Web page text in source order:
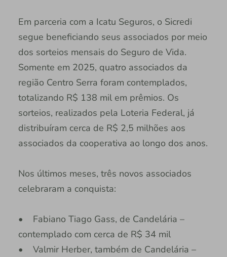
Em parceria com a Icatu Seguros, o Sicredi
segue beneficiando seus associados por meio
dos sorteios mensais do Seguro de Vida.
Somente em 2025, quatro associados da
região Centro Serra foram contemplados,
totalizando R$ 138 mil em prêmios. Os
sorteios, realizados pela Loteria Federal, já
distribuíram cerca de R$ 2,5 milhões aos
associados da cooperativa ao longo dos anos.
Nos últimos meses, três novos associados
celebraram a conquista:
• Fabiano Tiago Gass, de Candelária –
contemplado com cerca de R$ 34 mil
• Valmir Herber, também de Candelária –